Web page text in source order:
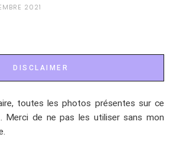
2021
DISCLAIMER
toutes les photos présentes sur ce
Merci de ne pas les utiliser sans mon